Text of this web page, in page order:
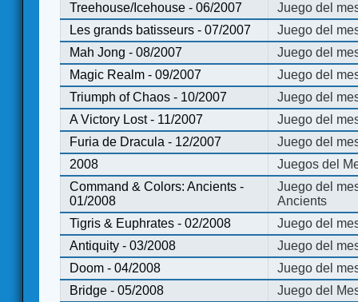
Treehouse/Icehouse - 06/2007
Juego del
Les grands batisseurs - 07/2007
Juego del
Mah Jong - 08/2007
Juego del
Magic Realm - 09/2007
Juego del
Triumph of Chaos - 10/2007
Juego del
A Victory Lost - 11/2007
Juego del
Furia de Dracula - 12/2007
Juego del
2008
Juegos del
Command & Colors: Ancients -
01/2008
Juego del
Ancients
Tigris & Euphrates - 02/2008
Juego del
Antiquity - 03/2008
Juego del
Doom - 04/2008
Juego del
Bridge - 05/2008
Juego del